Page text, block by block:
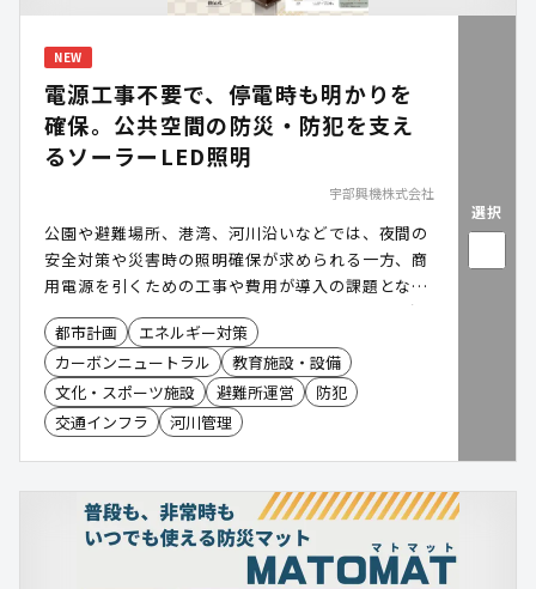
NEW
電源工事不要で、停電時も明かりを
確保。公共空間の防災・防犯を支え
るソーラーLED照明
宇部興機株式会社
公園や避難場所、港湾、河川沿いなどでは、夜間の
安全対策や災害時の照明確保が求められる一方、商
用電源を引くための工事や費用が導入の課題となり
ます。「NEO・LIGHT(ネオ・ライト)」は、太陽光
で発電したものを蓄電し、電源工事不要で設置でき
る独立型ソーラーLED照明です。平常時の防犯・安
全対策に加え、停電時・災害時にも照明を確保。防
犯カメラや非常用電源などのオプションも追加で
き、設置場所や用途に合わせた公共空間の整備を支
援します。NETIS取得済み。
都市計画
エネルギー対策
カーボンニュートラル
教育施設・設備
文化・スポーツ施設
避難所運営
防犯
交通インフラ
河川管理
選択